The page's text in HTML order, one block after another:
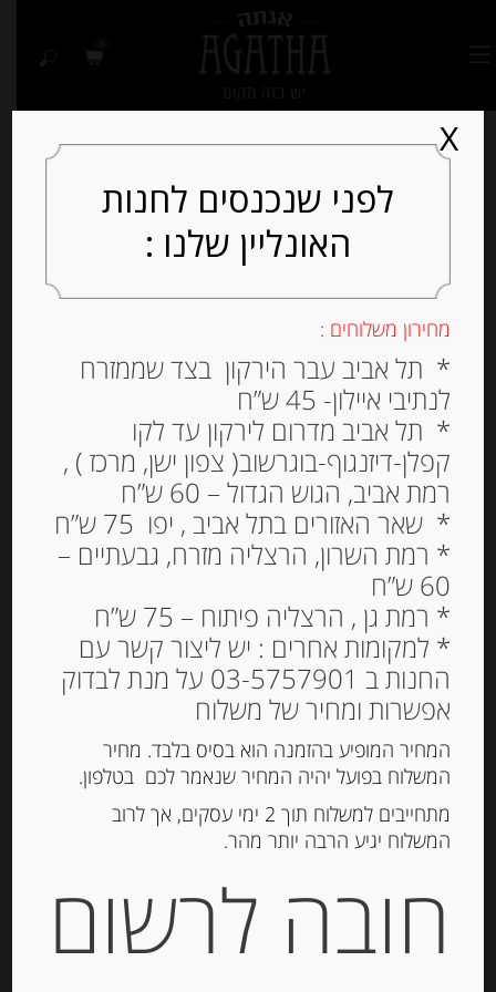
Out of
רוטב איטלקי לתיבול
ומרינדה “Ken’s Steak
House”
₪29.00
המלאי אזל
מק"ט:3660603004668-1-2
לפני שנכנסים לחנות
האונליין שלנו :
מחירון משלוחים :
* תל אביב עבר הירקון בצד שממזרח
לנתיבי איילון- 45 ש”ח
* תל אביב מדרום לירקון עד לקו
קפלן-דיזנגוף-בוגרשוב( צפון ישן, מרכז ) ,
רמת אביב, הגוש הגדול – 60 ש”ח
* שאר האזורים בתל אביב , יפו 75 ש”ח
* רמת השרון, הרצליה מזרח, גבעתיים –
60 ש”ח
* רמת גן , הרצליה פיתוח – 75 ש”ח
* למקומות אחרים : יש ליצור קשר עם
החנות ב 03-5757901 על מנת לבדוק
אפשרות ומחיר של משלוח
המחיר המופיע בהזמנה הוא בסיס בלבד. מחיר
המשלוח בפועל יהיה המחיר שנאמר לכם בטלפון.
מתחייבים למשלוח תוך 2 ימי עסקים, אך לרוב
המשלוח יגיע הרבה יותר מהר.
חובה לרשום
X